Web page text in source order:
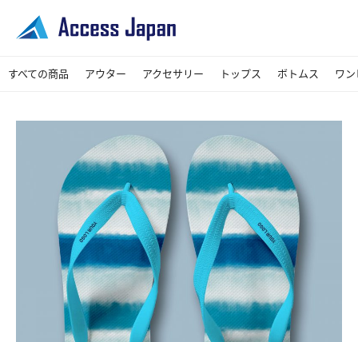
すべての商品 アウター アクセサリー トップス ボトムス ワ